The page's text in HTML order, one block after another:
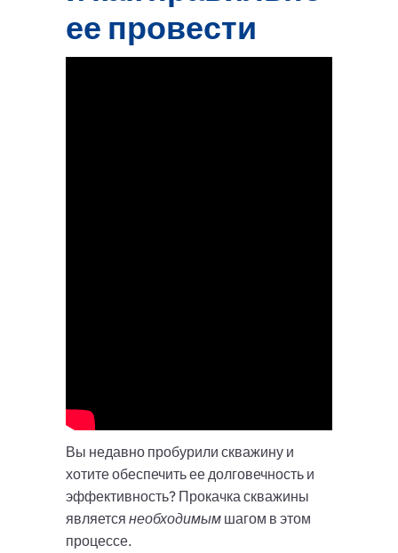
ее провести
Вы недавно пробурили скважину и
хотите обеспечить ее долговечность и
эффективность? Прокачка скважины
является необходимым шагом в этом
процессе.